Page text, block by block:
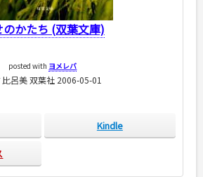
のかたち (双葉文庫)
posted with ヨメレバ
比呂美 双葉社 2006-05-01
Kindle